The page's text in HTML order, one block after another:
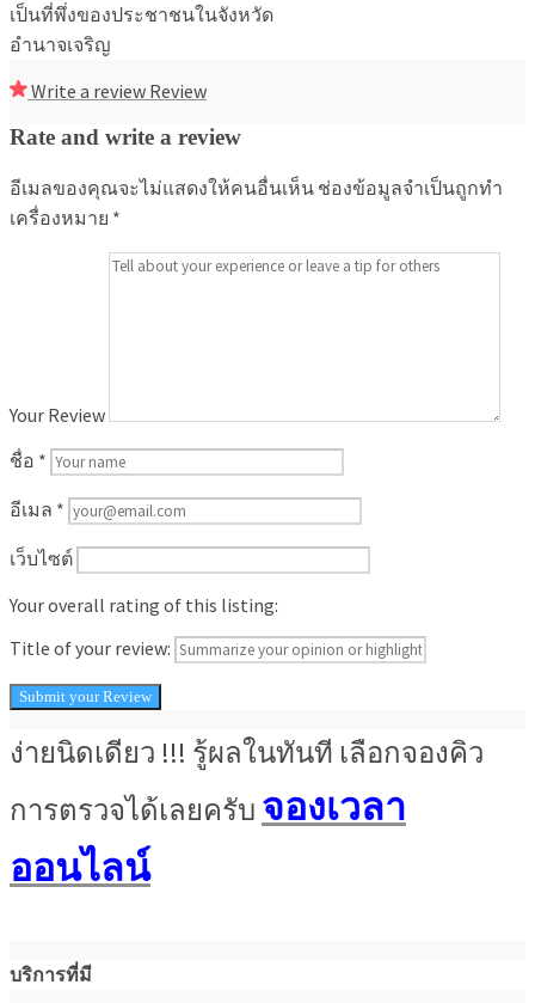
เป็นที่พึ่งของประชาชนในจังหวัด
อำนาจเจริญ
Write a review Review
Rate and write a review
อีเมลของคุณจะไม่แสดงให้คนอื่นเห็น ช่องข้อมูลจำเป็นถูกทำ
เครื่องหมาย *
Your Review
ชื่อ *
อีเมล *
เว็บไซต์
Your overall rating of this listing:
Title of your review:
ง่ายนิดเดียว !!! รู้ผลในทันที เลือกจองคิว
การตรวจได้เลยครับ จองเวลา
ออนไลน์
บริการที่มี